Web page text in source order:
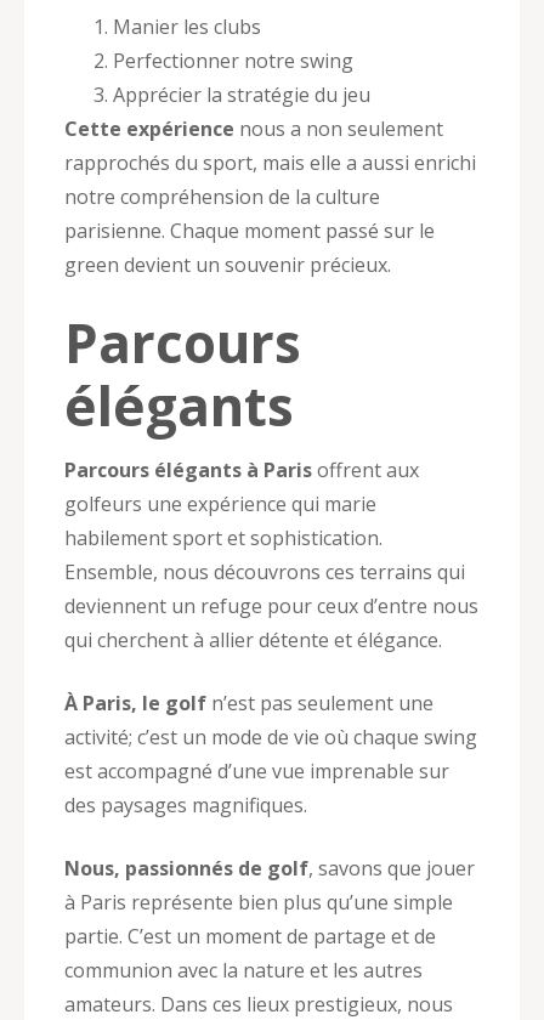
Manier les clubs
Perfectionner notre swing
Apprécier la stratégie du jeu
Cette expérience nous a non seulement
rapprochés du sport, mais elle a aussi enrichi
notre compréhension de la culture
parisienne. Chaque moment passé sur le
green devient un souvenir précieux.
Parcours
élégants
Parcours élégants à Parisoffrent aux
golfeurs une expérience qui marie
habilement sport et sophistication.
Ensemble, nous découvrons ces terrains qui
deviennent un refuge pour ceux d’entre nous
qui cherchent à allier détente et élégance.
À Paris, le golf n’est pas seulement une
activité; c’est un mode de vie où chaque swing
est accompagné d’une vue imprenable sur
des paysages magnifiques.
Nous, passionnés de golf, savons que jouer
à Paris représente bien plus qu’une simple
partie. C’est un moment de partage et de
communion avec la nature et les autres
amateurs. Dans ces lieux prestigieux, nous